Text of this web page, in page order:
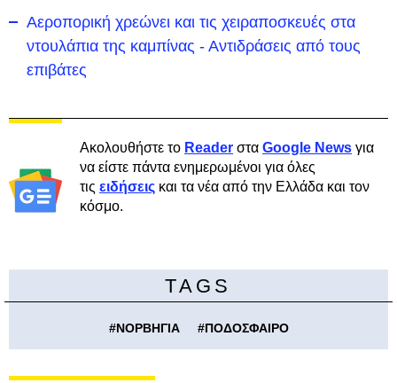
Αεροπορική χρεώνει και τις χειραποσκευές στα
ντουλάπια της καμπίνας - Αντιδράσεις από τους
επιβάτες
Ακολουθήστε το Reader στα Google News για
να είστε πάντα ενημερωμένοι για όλες
τις ειδήσεις και τα νέα από την Ελλάδα και τον
κόσμο.
TAGS
#ΝΟΡΒΗΓΙΑ #ΠΟΔΟΣΦΑΙΡΟ